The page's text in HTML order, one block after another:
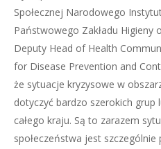
Społecznej Narodowego
Państwowego Zakładu Higieny
Deputy Head of Health
for Disease Prevention and
że sytuacje kryzysowe w
dotyczyć bardzo szerokich grup
całego kraju. Są to zarazem
społeczeństwa jest